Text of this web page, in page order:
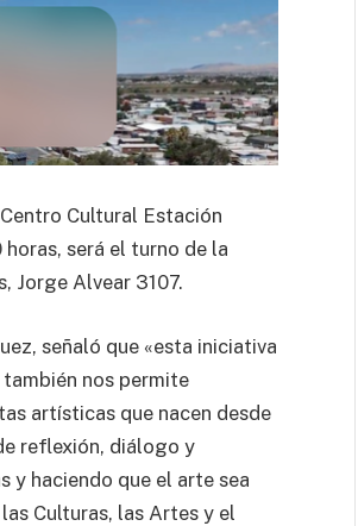
Cultural Estación
será el turno de la
Jorge Alvear 3107.
señaló que «esta iniciativa
nos permite
artísticas que nacen desde
reflexión, diálogo y
y haciendo que el arte sea
Culturas, las Artes y el